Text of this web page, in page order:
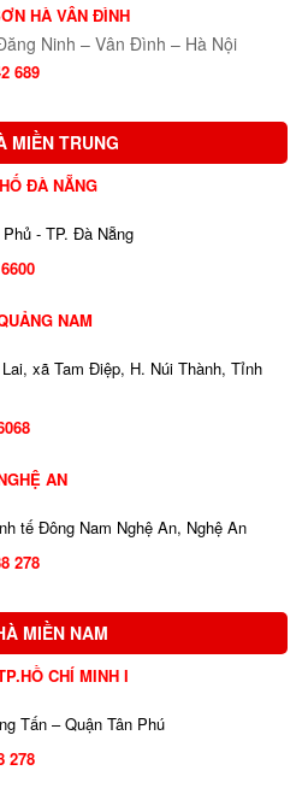
HÀ VÂN ĐÌNH
Ninh – Vân Đình – Hà Nội
689
MIỀN TRUNG
ĐÀ NẴNG
- TP. Đà Nẵng
NAM
xã Tam Điệp, H. Núi Thành, Tỉnh
AN
tế Đông Nam Nghệ An, Nghệ An
278
MIỀN NAM
CHÍ MINH I
Tấn – Quận Tân Phú
278